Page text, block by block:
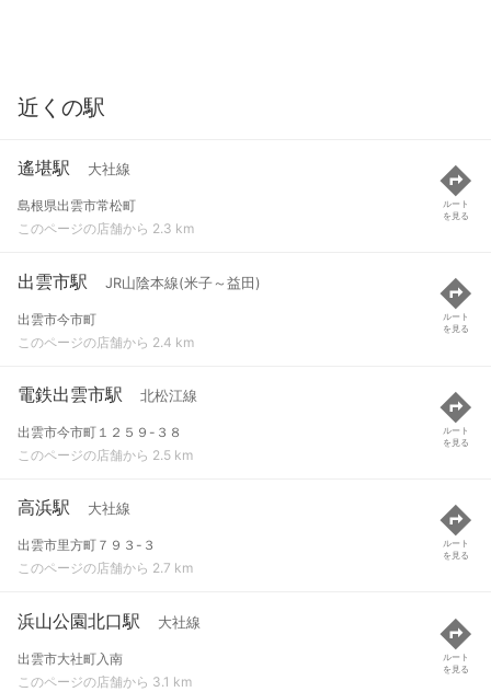
近くの駅
遙堪駅 大社線
島根県出雲市常松町
このページの店舗から 2.3 km
ルート
を見る
出雲市駅 JR山陰本線(米子～益田)
出雲市今市町
このページの店舗から 2.4 km
ルート
を見る
電鉄出雲市駅 北松江線
出雲市今市町１２５９-３８
このページの店舗から 2.5 km
ルート
を見る
高浜駅 大社線
出雲市里方町７９３-３
このページの店舗から 2.7 km
ルート
を見る
浜山公園北口駅 大社線
出雲市大社町入南
このページの店舗から 3.1 km
ルート
を見る